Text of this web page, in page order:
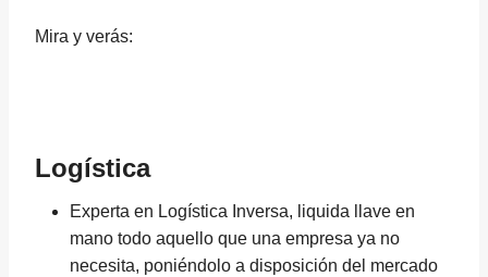
Mira y verás:
Logística
Experta en Logística Inversa, liquida llave en
mano todo aquello que una empresa ya no
necesita, poniéndolo a disposición del mercado